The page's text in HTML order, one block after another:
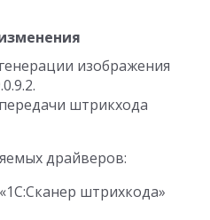
изображения
.
штрикхода
драйверов:
штрихкода»